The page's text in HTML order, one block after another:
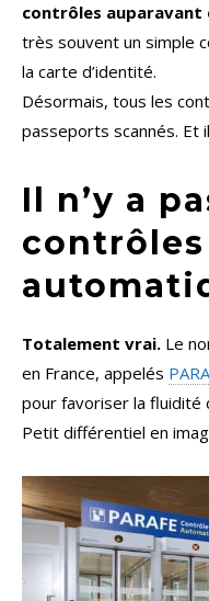
contrôles auparavant
très souvent un simple
la carte d’identité.
Désormais, tous les
passeports scannés. Et
Il n’y a
contrôles
Totalement vrai. Le
en France, appelés
pour favoriser la fluidité
Petit différentiel en